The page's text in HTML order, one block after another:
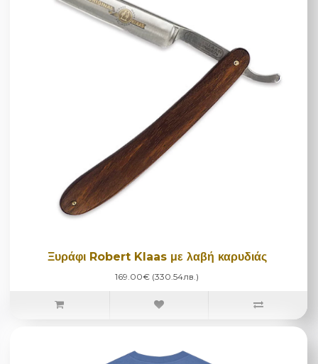
Ξυράφι Robert Klaas με λαβή καρυδιάς
169.00€ (330.54лв.)